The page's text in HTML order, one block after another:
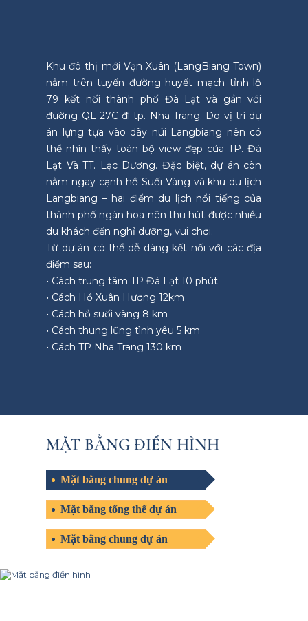
Khu đô thị mới Vạn Xuân (LangBiang Town)
nằm trên tuyến đường huyết mạch tỉnh lộ
79 kết nối thành phố Đà Lạt và gần với
đường QL 27C đi tp. Nha Trang. Do vị trí dự
án lựng tựa vào dãy núi Langbiang nên có
thể nhìn thấy toàn bộ view đẹp của TP. Đà
Lạt Và TT. Lạc Dương. Đặc biệt, dự án còn
nằm ngay cạnh hồ Suối Vàng và khu du lịch
Langbiang – hai điểm du lịch nổi tiếng của
thành phố ngàn hoa nên thu hút được nhiều
du khách đến nghỉ dưỡng, vui chơi.
Từ dự án có thể dễ dàng kết nối với các địa
điểm sau:
• Cách trung tâm TP Đà Lạt 10 phút
• Cách Hồ Xuân Hương 12km
• Cách hồ suối vàng 8 km
• Cách thung lũng tình yêu 5 km
• Cách TP Nha Trang 130 km
MẶT BẰNG ĐIỂN HÌNH
Mặt bằng chung dự án
Mặt bằng tổng thể dự án
Mặt bằng chung dự án